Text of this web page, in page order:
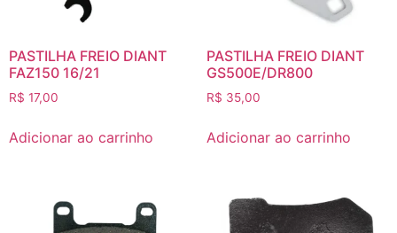
PASTILHA FREIO DIANT
FAZ150 16/21
R$ 17,00
Adicionar ao carrinho
PASTILHA FREIO DIANT
GS500E/DR800
R$ 35,00
Adicionar ao carrinho